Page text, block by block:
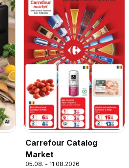
Carrefour Catalog
Market
05.08. - 11.08.2026